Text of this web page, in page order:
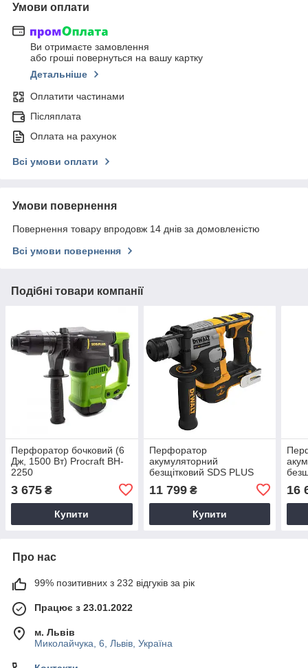
Умови оплати
Ви отримаєте замовлення
або гроші повернуться на вашу картку
Детальніше
Оплатити частинами
Післяплата
Оплата на рахунок
Всі умови оплати
Умови повернення
Повернення товару впродовж 14 днів за домовленістю
Всі умови повернення
Подібні товари компанії
Перфоратор бочковий (6
Дж, 1500 Вт) Procraft BH-
2250
3 675 ₴
Купити
Перфоратор
акумуляторний
безщітковий SDS PLUS
11 799₴
Купити
16
Про нас
99% позитивних з 232 відгуків за рік
Працює з 23.01.2022
м. Львів
Миколайчука, 6, Львів, Україна